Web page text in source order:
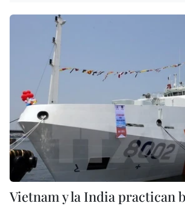
Vietnam y la India practican